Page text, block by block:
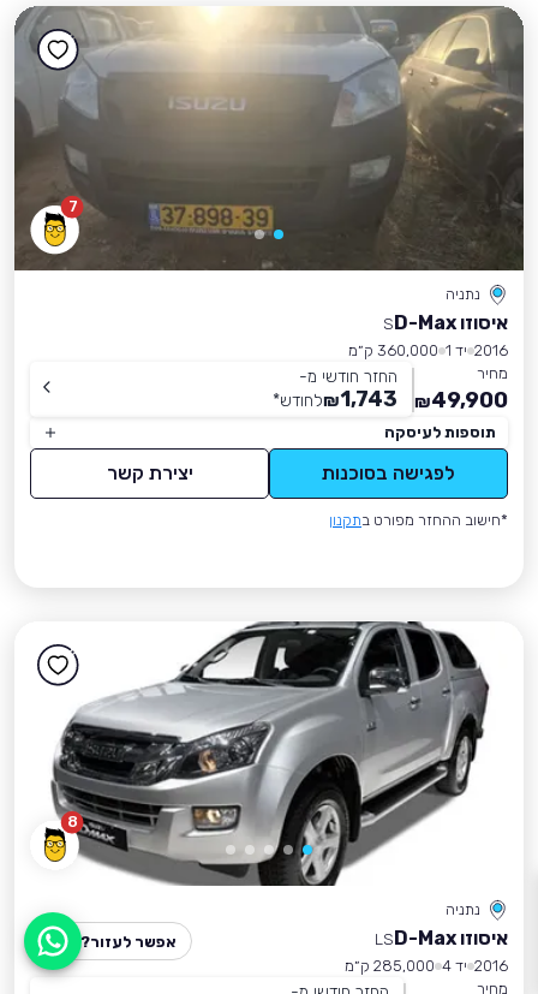
7
נתניה
איסוזו D-Max
S
2016 יד 1
360,000 ק״מ
מחיר
49,900
₪
החזר חודשי מ-
1,743
₪לחודש*
תוספות לעיסקה
לפגישה בסוכנות יצירת קשר
*חישוב ההחזר מפורט בתקנון
8
נתניה
איסוזו D-Max
LS
2016 יד 4
285,000 ק״מ
מחיר
אפשר לעזור?